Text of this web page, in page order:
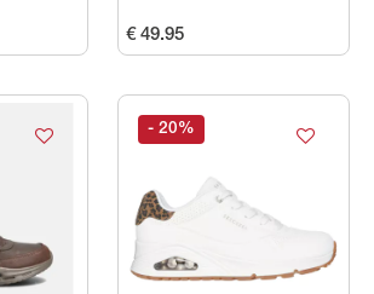
€ 49.95
- 20%